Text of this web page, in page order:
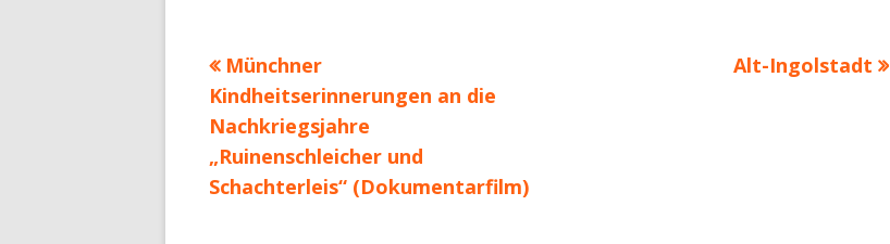
Beitragsnavigation
Vorheriger
Beitrag:
Münchner
Kindheitserinnerungen an die
Nachkriegsjahre
„Ruinenschleicher und
Schachterleis“ (Dokumentarfilm)
Nächster
Alt-Ingolstadt